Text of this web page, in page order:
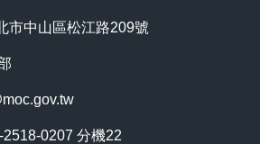
市中山區松江路209號
0207 分機22